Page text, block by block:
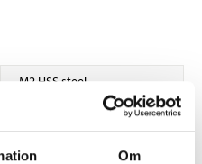
Om
M2 HSS steel